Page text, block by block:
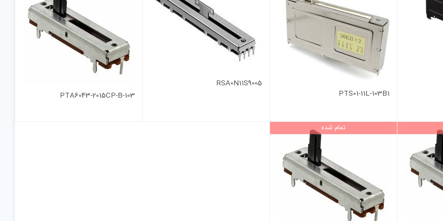
PTS01-11L-103B1
RSA0N11S9005
PTA6043-2015CP-B-103
تمام شده